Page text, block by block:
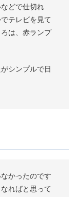
どで仕切れ
テレビを見て
は、赤ランプ
シンプルで日
かったのです
ればと思って